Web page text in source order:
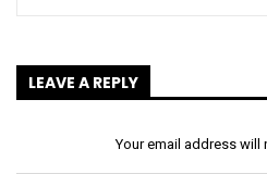
LEAVE A REPLY
Your email address will